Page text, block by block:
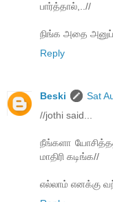
பார்த்தால்,..//
நிங்க அதை
Reply
Beski
Sat
//jothi said...
நீங்களா
மாதிரி கடிங்க//
எல்லாம் எனக்கு